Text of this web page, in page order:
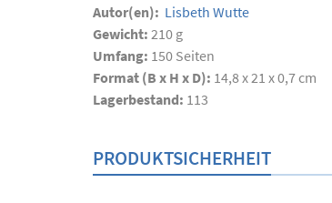
Autor(en): Lisbeth Wutte
Gewicht: 210 g
Umfang: 150 Seiten
Format (B x H x D): 14,8 x 21 x 0,7 cm
Lagerbestand: 113
PRODUKTSICHERHEIT